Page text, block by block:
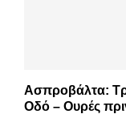
Ασπροβάλτα:
Οδό – Ουρές